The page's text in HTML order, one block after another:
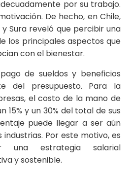
por su trabajo.
De hecho, en Chile,
y Sura reveló que percibir una
los principales aspectos que
con el bienestar.
de sueldos y beneficios
del presupuesto. Para la
el costo de la mano de
15% y un 30% del total de sus
puede llegar a ser aún
Por este motivo, es
una estrategia salarial
y sostenible.